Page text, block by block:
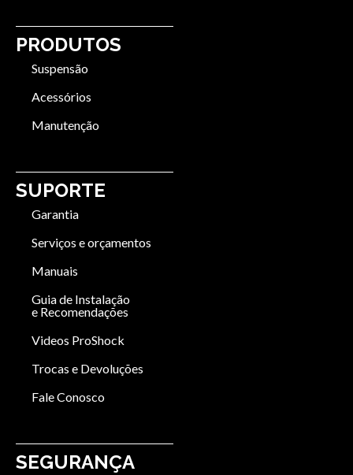
PRODUTOS
Suspensão
Acessórios
Manutenção
SUPORTE
Garantia
Serviços e orçamentos
Manuais
Guia de Instalação
e Recomendações
Videos ProShock
Trocas e Devoluções
Fale Conosco
SEGURANÇA